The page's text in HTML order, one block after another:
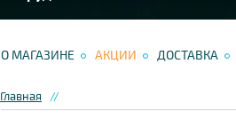
О МАГАЗИНЕ АКЦИИ ДОСТАВКА
Главная